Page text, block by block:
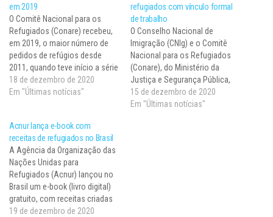
em 2019
O Comitê Nacional para os
Refugiados (Conare) recebeu,
em 2019, o maior número de
pedidos de refúgios desde
2011, quando teve início a série
temporal que serve de base
comparativa. Segundo dados
(Obmigra) divulgaram hoje (17),
no ano passado foram
registradas…
18 de dezembro de 2020
Em "Últimas notícias"
refugiados com vínculo formal
de trabalho
O Conselho Nacional de
Imigração (CNIg) e o Comitê
Nacional para os Refugiados
(Conare), do Ministério da
Justiça e Segurança Pública,
autorizaram, para os
solicitantes de refúgio no
15 de dezembro de 2020
Em "Últimas notícias"
Acnur lança e-book com
receitas de refugiados no Brasil
A Agência da Organização das
Nações Unidas para
Refugiados (Acnur) lançou no
Brasil um e-book (livro digital)
gratuito, com receitas criadas
por refugiados da Colômbia,
19 de dezembro de 2020